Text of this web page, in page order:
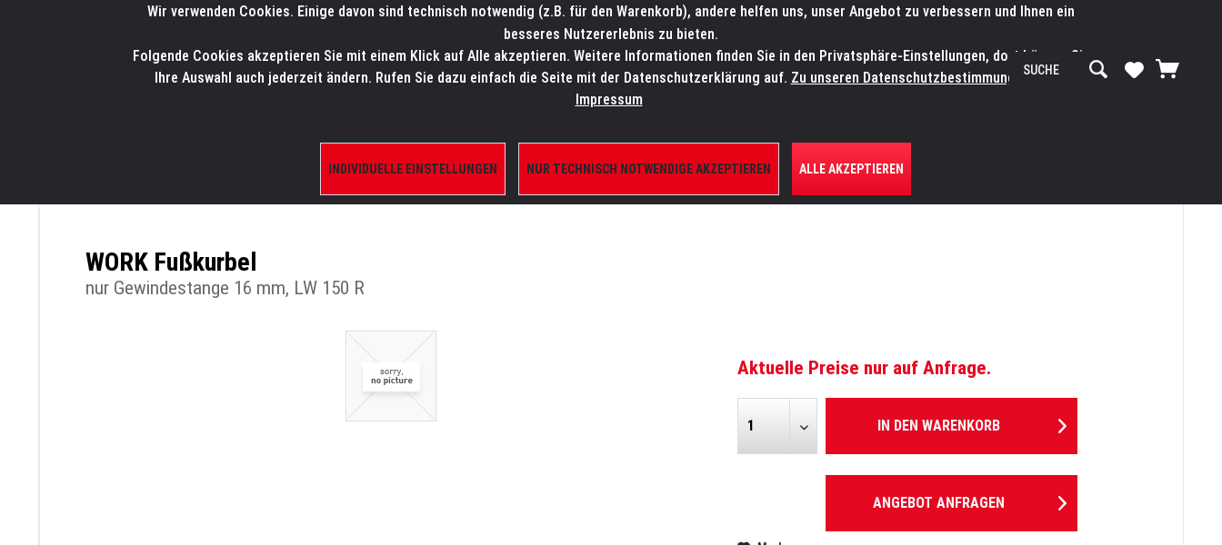
SALES-HOTLINE: +49 5451 5900-800 24/7: sales@lmp.de SERVICE-WERKSTATT Service/Hilfe
HOME PRODUKTE/SHOP MARKEN AKTUELLES SERVICE ÜBER UNS
ERSATZTEILE
WORK Fußkurbel
nur Gewindestange 16 mm, LW 150 R
Aktuelle Preise nur auf Anfrage.
IN DEN WARENKORB
ANGEBOT ANFRAGEN
Wir verwenden Cookies. Einige davon sind technisch notwendig (z.B. für den Warenkorb), andere helfen uns, unser Angebot zu verbessern und Ihnen ein
besseres Nutzererlebnis zu bieten.
Folgende Cookies akzeptieren Sie mit einem Klick auf Alle akzeptieren. Weitere Informationen finden Sie in den Privatsphäre-Einstellungen, dort können Sie
Ihre Auswahl auch jederzeit ändern. Rufen Sie dazu einfach die Seite mit der Datenschutzerklärung auf. Zu unseren Datenschutzbestimmungen. Zum
Impressum
INDIVIDUELLE EINSTELLUNGEN NUR TECHNISCH NOTWENDIGE AKZEPTIEREN ALLE AKZEPTIEREN